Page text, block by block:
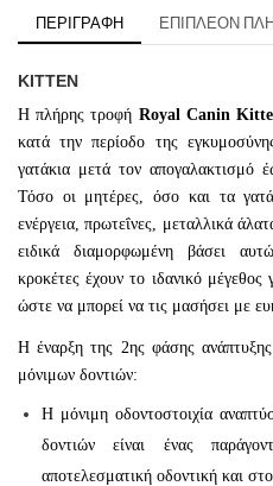
ΠΕΡΙΓΡΑΦΉ ΕΠΙΠΛΈΟΝ
KITTEN
Η πλήρης τροφή Royal Canin
κατά την περίοδο της
γατάκια μετά τον απογαλακτισμό
Τόσο οι μητέρες, όσο και τα
ενέργεια, πρωτεΐνες, μεταλλικά
ειδικά διαμορφωμένη βάσει
κροκέτες έχουν το ιδανικό
ώστε να μπορεί να τις μασήσει με
Η έναρξη της 2ης φάσης
μόνιμων δοντιών:
Η μόνιμη οδοντοστοιχία
δοντιών είναι ένας
αποτελεσματική οδοντική και